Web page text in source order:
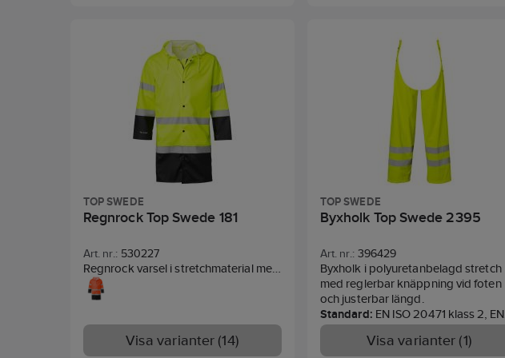
TOP SWEDE
Regnrock Top Swede 181
Art. nr.: 530227
Regnrock varsel i stretchmaterial med
svetsade sömmar. Dragkedja med slå
och tryckknappar. Huva med snodd,
extra skydd.Material:100% PU-belagt
polyester.Standard:EN ISO 20471
Visa varianter (14)
TOP SWEDE
Byxholk Top Swede 2395
Art. nr.: 396429
Byxholk i polyuretanbelagd stretch
med reglerbar knäppning vid foten
och justerbar längd.
Standard: EN ISO 20471 klass 2, EN
343
Visa varianter (1)